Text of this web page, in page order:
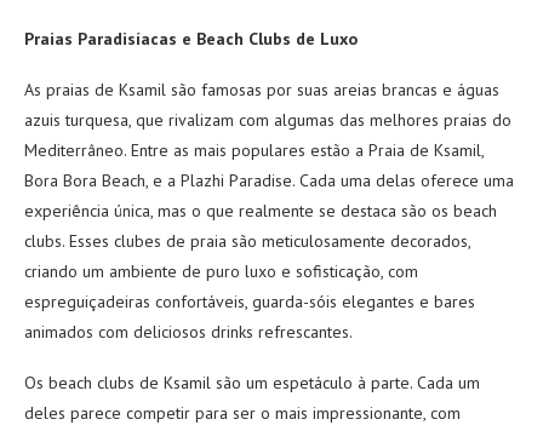
Praias Paradisíacas e Beach Clubs de Luxo
As praias de Ksamil são famosas por suas areias brancas e águas
azuis turquesa, que rivalizam com algumas das melhores praias do
Mediterrâneo. Entre as mais populares estão a Praia de Ksamil,
Bora Bora Beach, e a Plazhi Paradise. Cada uma delas oferece uma
experiência única, mas o que realmente se destaca são os beach
clubs. Esses clubes de praia são meticulosamente decorados,
criando um ambiente de puro luxo e sofisticação, com
espreguiçadeiras confortáveis, guarda-sóis elegantes e bares
animados com deliciosos drinks refrescantes.
Os beach clubs de Ksamil são um espetáculo à parte. Cada um
deles parece competir para ser o mais impressionante, com